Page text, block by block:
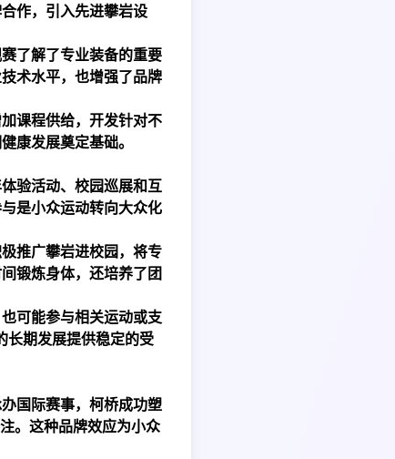
作，引入先进攀岩设
了解了专业装备的重要
术水平，也增强了品牌
课程供给，开发针对不
康发展奠定基础。
验活动、校园巡展和互
是小众运动转向大众化
推广攀岩进校园，将专
锻炼身体，还培养了团
可能参与相关运动或支
长期发展提供稳定的受
国际赛事，柯桥成功塑
。这种品牌效应为小众